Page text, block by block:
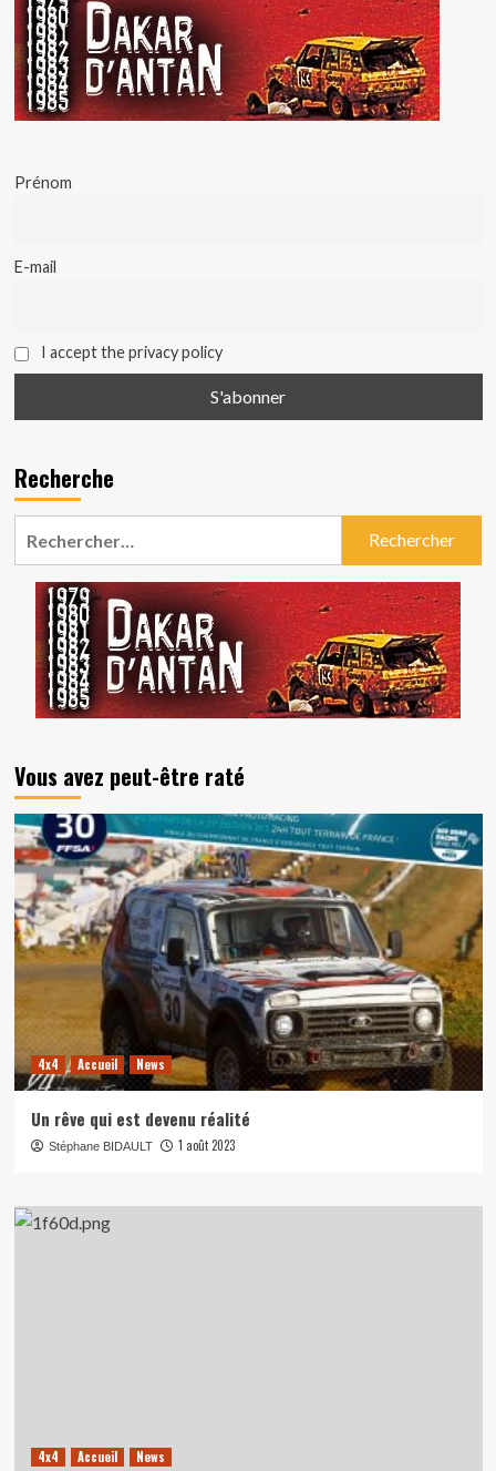
Prénom
E-mail
I accept the privacy policy
Recherche
Vous avez peut-être raté
4x4 Accueil News
Un rêve qui est devenu réalité
Stéphane BIDAULT 1 août 2023
4x4 Accueil News